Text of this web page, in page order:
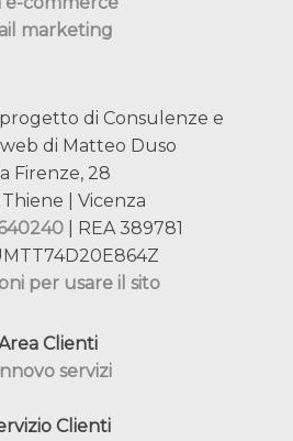
marketing
di Consulenze e
di Matteo Duso
Firenze, 28
Thiene | Vicenza
| REA 389781
per usare il sito
Clienti
servizi
Clienti